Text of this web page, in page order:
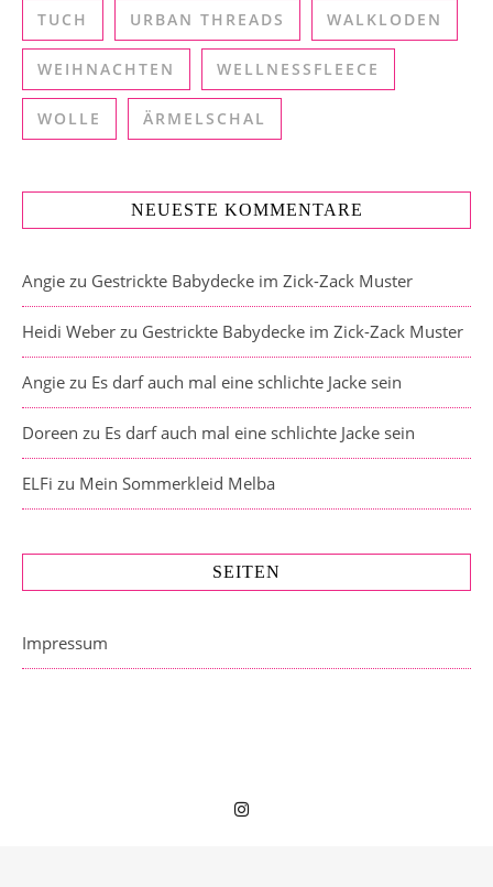
TUCH URBAN THREADS WALKLODEN
WEIHNACHTEN WELLNESSFLEECE
WOLLE ÄRMELSCHAL
NEUESTE KOMMENTARE
Angie zu Gestrickte Babydecke im Zick-Zack Muster
Heidi Weber zu Gestrickte Babydecke im Zick-Zack Muster
Angie zu Es darf auch mal eine schlichte Jacke sein
Doreen zu Es darf auch mal eine schlichte Jacke sein
ELFi zu Mein Sommerkleid Melba
SEITEN
Impressum